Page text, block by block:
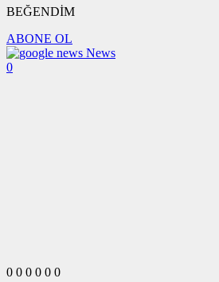
BEĞENDİM
ABONE OL
News
0
0 0 0 0 0 0